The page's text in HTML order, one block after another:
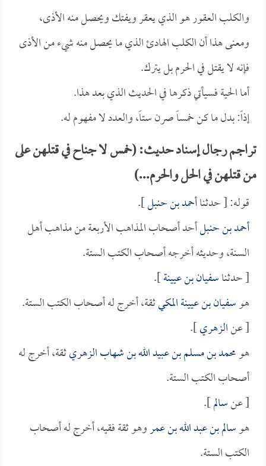
والكلب العقور هو الذي يعقر ويفتك ويحصل منه الأذى،
ومعنى هذا أن الكلب الهادئ الذي ما يحصل منه شيء من الأذى
فإنه لا يقتل في الحرم بل يترك.
أما الحية فسيأتي ذكرها في الحديث الذي بعد هذا.
إذاً: بدل ما كن خمساً صرن ستاً، والعدد لا مفهوم له.
تراجم رجال إسناد حديث: (خمس لا جناح في قتلهن على
من قتلهن في الحل والحرم...)
قوله: [ حدثناأحمد بن حنبل].
أحمد بن حنبلأحد أصحاب المذاهب الأربعة من مذاهب أهل
السنة، وحديثه أخرجه أصحاب الكتب الستة.
[ حدثناسفيان بن عيينة].
هوسفيان بن عيينة المكيثقة، أخرج له أصحاب الكتب الستة.
[ عنالزهري].
هومحمد بن مسلم بن عبيد الله بن شهاب الزهريثقة، أخرج له
أصحاب الكتب الستة.
[ عنسالم].
هوسالم بن عبد الله بن عمروهو ثقة فقيه، أخرج له أصحاب
الكتب الستة.